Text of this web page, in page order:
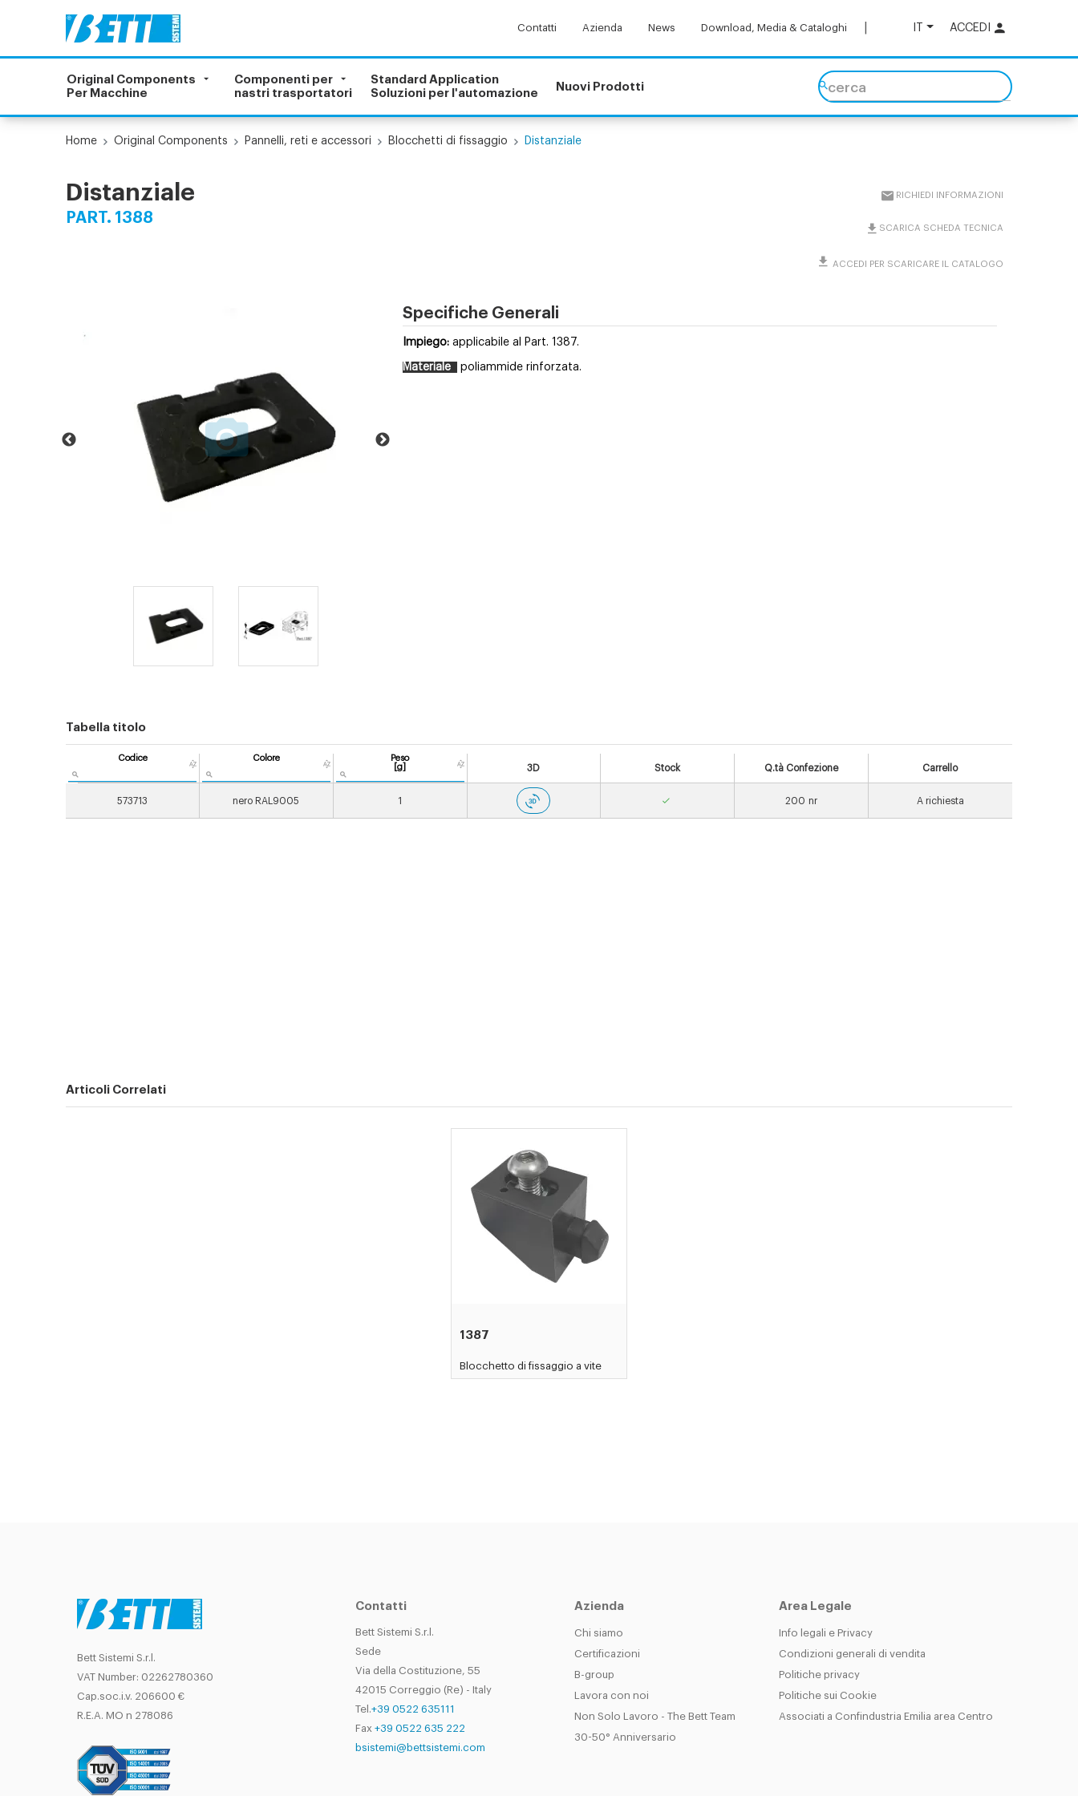
ACCEDI
Contatti Azienda News Download, Media & Cataloghi
Original Components
Per Macchine
Componenti per
nastri trasportatori
Standard Application
Soluzioni per l'automazione
Nuovi Prodotti cerca
Home Original Components Pannelli, reti e accessori Blocchetti di fissaggio Distanziale
Distanziale
PART. 1388
RICHIEDI INFORMAZIONI
SCARICA SCHEDA TECNICA
ACCEDI PER SCARICARE IL CATALOGO
Specifiche Generali
Impiego: applicabile al Part. 1387.
Materiale poliammide rinforzata.
Tabella titolo
Codice Colore
Peso
[g]
3D Stock Q.tà Confezione Carrello
573713 nero RAL9005 1 200 nr A richiesta
Articoli Correlati
1387
Blocchetto di fissaggio a vite
Bett Sistemi S.r.l.
VAT Number: 02262780360
Cap.soc.i.v. 206600 €
R.E.A. MO n 278086
Contatti
Bett Sistemi S.r.l.
Sede
Via della Costituzione, 55
42015 Correggio (Re) - Italy
Tel.+39 0522 635111
Fax +39 0522 635 222
bsistemi@bettsistemi.com
Azienda
Chi siamo
Certificazioni
B-group
Lavora con noi
Non Solo Lavoro - The Bett Team
30-50° Anniversario
Area Legale
Info legali e Privacy
Condizioni generali di vendita
Politiche privacy
Politiche sui Cookie
Associati a Confindustria Emilia area Centro